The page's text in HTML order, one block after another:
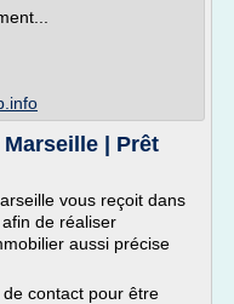
| Prêt
vous reçoit dans
de réaliser
aussi précise
contact pour être